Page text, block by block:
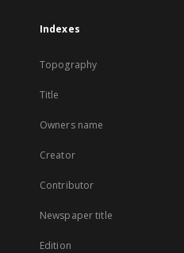
Indexes
Topography
Title
Owners name
Creator
Contributor
Newspaper title
Edition